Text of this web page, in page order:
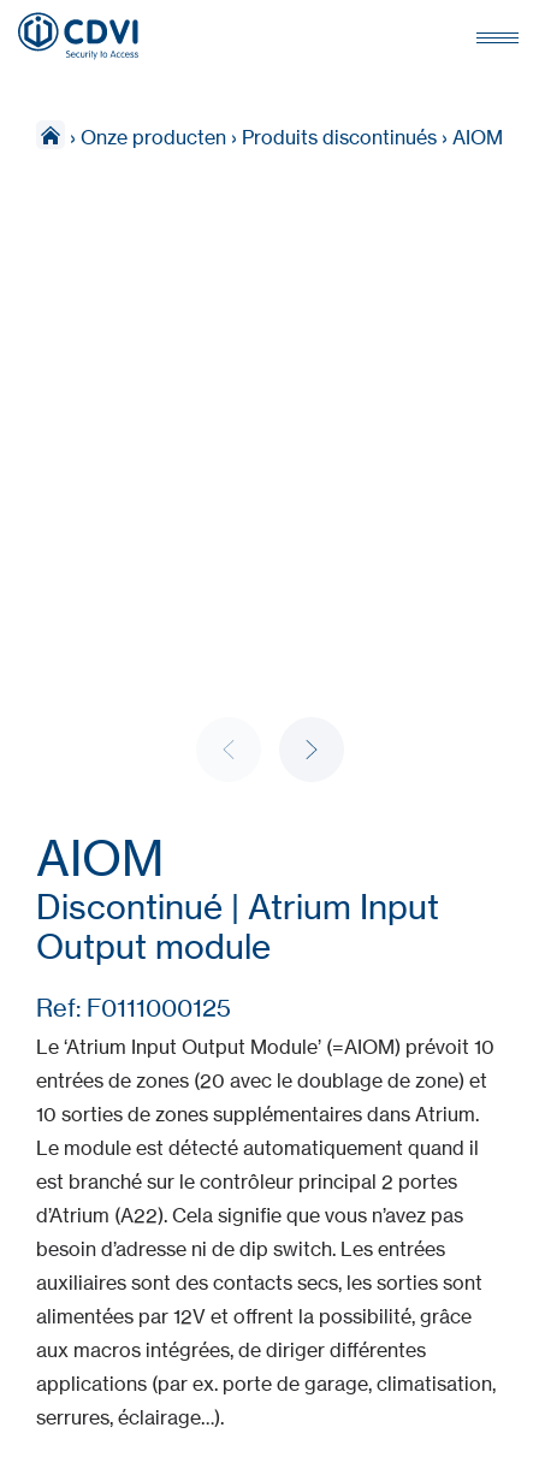
› Onze producten › Produits discontinués › AIOM
AIOM
Discontinué | Atrium Input
Output module
Ref: F0111000125
Le ‘Atrium Input Output Module’ (=AIOM) prévoit 10
entrées de zones (20 avec le doublage de zone) et
10 sorties de zones supplémentaires dans Atrium.
Le module est détecté automatiquement quand il
est branché sur le contrôleur principal 2 portes
d’Atrium (A22). Cela signifie que vous n’avez pas
besoin d’adresse ni de dip switch. Les entrées
auxiliaires sont des contacts secs, les sorties sont
alimentées par 12V et offrent la possibilité, grâce
aux macros intégrées, de diriger différentes
applications (par ex. porte de garage, climatisation,
serrures, éclairage…).